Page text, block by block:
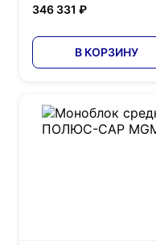
346 331 ₽
В КОРЗИНУ